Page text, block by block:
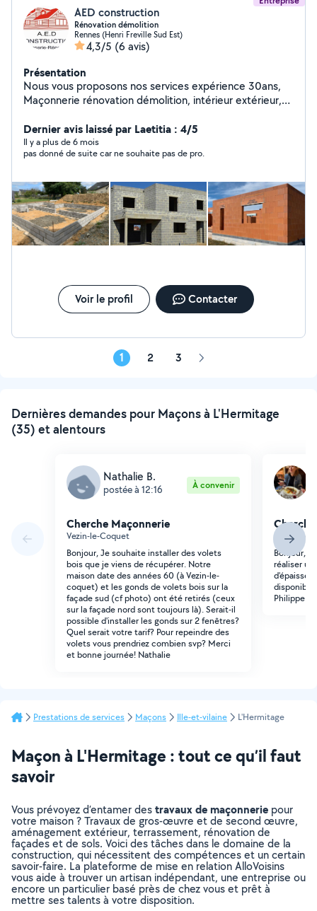
AED construction
Rénovation démolition
Rennes (Henri Freville Sud Est)
4,3/5 (6 avis)
Présentation
Nous vous proposons nos services expérience 30ans,
Maçonnerie rénovation démolition, intérieur extérieur,
téléphone (si je ne peux vous répondre de suite laissez
un message et je vous rappelle dans la journée) ou bien
par mail. Pour l'établissement de votre devis, il est
travaux exacts à réaliser (AUCUN TARIF NE SERA
DONNE PAR TELEPHONE).Devis gratuit Bien sûr, vos
travaux seront réalisés sous RC ATTESTATION
D'ASSURANCE RESPONSABILITE DECENNALE
OBLIGATOIRE Cordialement,
Dernier avis laissé par Laetitia : 4/5
Il y a plus de 6 mois
pas donné de suite car ne souhaite pas de pro.
Voir le profil Contacter
1 2 3 Page
Dernières demandes pour Maçons à L'Hermitage
(35) et alentours
Nathalie B.
postée à 12:16 À convenir
Cherche Maçonnerie
Vezin-le-Coquet
Bonjour, Je souhaite installer des volets
bois que je viens de récupérer. Notre
maison date des années 60 (à Vezin-le-
coquet) et les gonds de volets bois sur la
façade sud (cf photo) ont été retirés (ceux
sur la façade nord sont toujours là). Serait-il
possible d'installer les gonds sur 2 fenêtres?
Quel serait votre tarif? Pour repeindre des
volets vous prendriez combien svp? Merci
et bonne journée! Nathalie
La
Bonjour,
réaliser
Philippe &
Prestations de services Maçons Ille-et-vilaine L'Hermitage
Maçon à L'Hermitage : tout ce qu’il faut
savoir
Vous prévoyez d’entamer destravaux de maçonnerie pour
votre maison ? Travaux de gros-œuvre et de second œuvre,
aménagement extérieur, terrassement, rénovation de
façades et de sols. Voici des tâches dans le domaine de la
construction, qui nécessitent des compétences et un certain
savoir-faire. La plateforme de mise en relation AlloVoisins
vous aide à trouver un artisan indépendant, une entreprise ou
encore un particulier basé près de chez vous et prêt à
mettre ses talents à votre disposition.